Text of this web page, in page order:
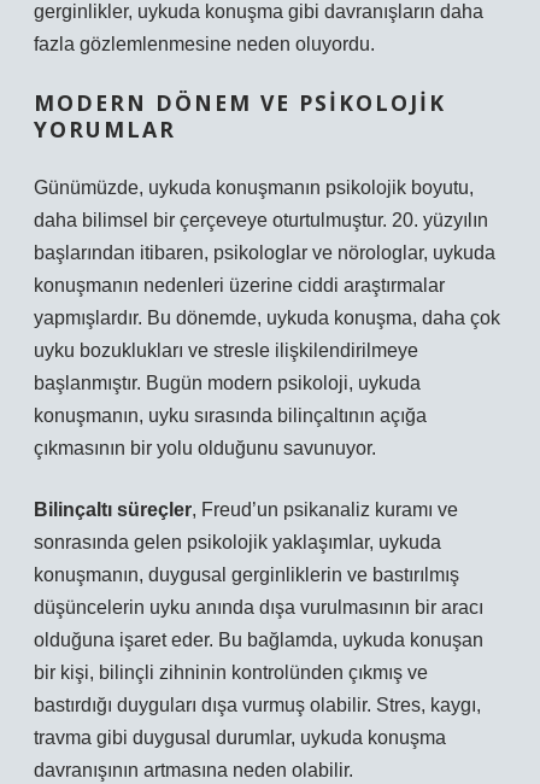
gerginlikler, uykuda konuşma gibi davranışların daha
fazla gözlemlenmesine neden oluyordu.
MODERN DÖNEM VE PSIKOLOJIK
YORUMLAR
Günümüzde, uykuda konuşmanın psikolojik boyutu,
daha bilimsel bir çerçeveye oturtulmuştur. 20. yüzyılın
başlarından itibaren, psikologlar ve nörologlar, uykuda
konuşmanın nedenleri üzerine ciddi araştırmalar
yapmışlardır. Bu dönemde, uykuda konuşma, daha çok
uyku bozuklukları ve stresle ilişkilendirilmeye
başlanmıştır. Bugün modern psikoloji, uykuda
konuşmanın, uyku sırasında bilinçaltının açığa
çıkmasının bir yolu olduğunu savunuyor.
Bilinçaltı süreçler, Freud’un psikanaliz kuramı ve
sonrasında gelen psikolojik yaklaşımlar, uykuda
konuşmanın, duygusal gerginliklerin ve bastırılmış
düşüncelerin uyku anında dışa vurulmasının bir aracı
olduğuna işaret eder. Bu bağlamda, uykuda konuşan
bir kişi, bilinçli zihninin kontrolünden çıkmış ve
bastırdığı duyguları dışa vurmuş olabilir. Stres, kaygı,
travma gibi duygusal durumlar, uykuda konuşma
davranışının artmasına neden olabilir.